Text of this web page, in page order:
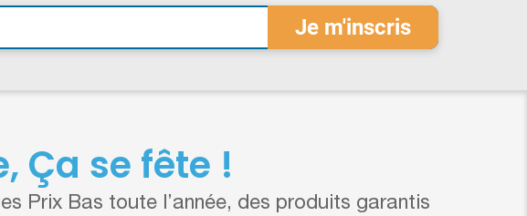
Ça se fête !
Prix Bas toute l’année, des produits garantis